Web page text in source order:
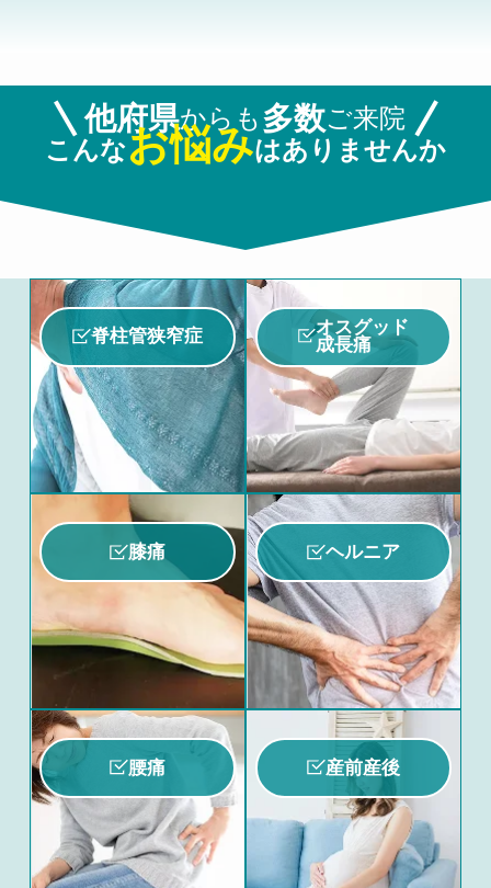
ポキポキ堂
主な症状
他府県からも多数ご来院
こんなお悩みはありませんか
脊柱管狭窄症
オスグッド
成長痛
膝痛 ヘルニア
腰痛 産前産後